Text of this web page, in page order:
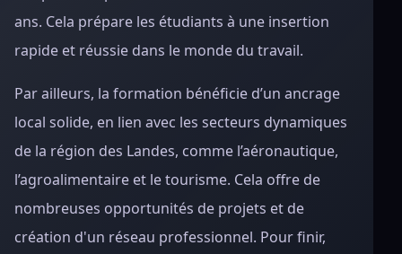
ans. Cela prépare les étudiants à une insertion
rapide et réussie dans le monde du travail.
Par ailleurs, la formation bénéficie d’un ancrage
local solide, en lien avec les secteurs dynamiques
de la région des Landes, comme l’aéronautique,
l’agroalimentaire et le tourisme. Cela offre de
nombreuses opportunités de projets et de
création d'un réseau professionnel. Pour finir,